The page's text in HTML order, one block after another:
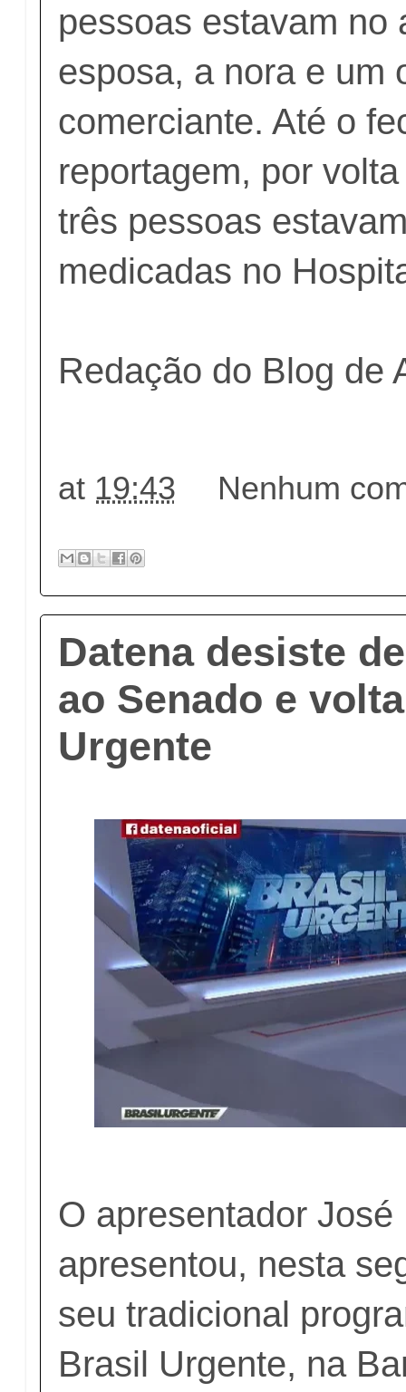
pessoas estavam no
esposa, a nora e um
comerciante. Até o
reportagem, por
três pessoas
medicadas no
Redação do Blog de
at 19:43 Nenhum
Datena desiste
ao Senado e
Urgente
O apresentador
apresentou, nesta
seu tradicional
Brasil Urgente, na